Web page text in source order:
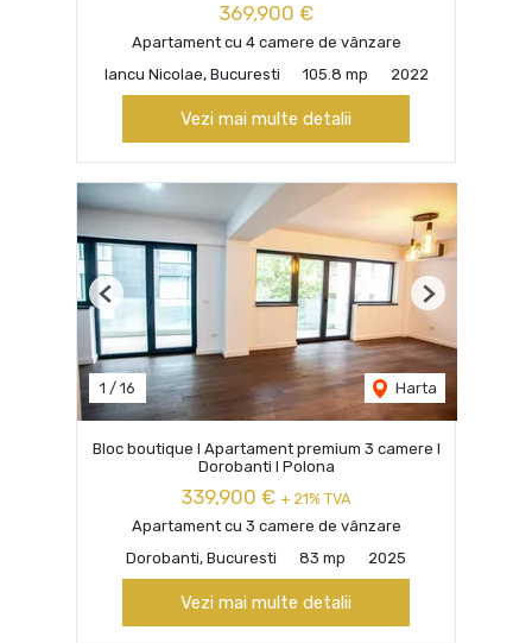
369,900 €
Apartament cu 4 camere de vânzare
Iancu Nicolae, Bucuresti
105.8 mp 2022
Vezi mai multe detalii
1 / 16 Harta
Previous Next
Bloc boutique I Apartament premium 3 camere I
Dorobanti I Polona
339,900 € + 21% TVA
Apartament cu 3 camere de vânzare
Dorobanti, Bucuresti
83 mp 2025
Vezi mai multe detalii